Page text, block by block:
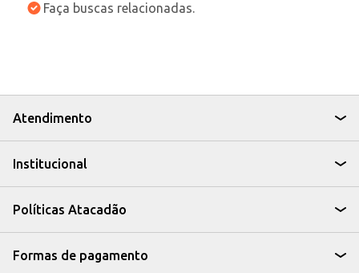
Faça buscas relacionadas.
Atendimento
Institucional
Políticas Atacadão
Formas de pagamento